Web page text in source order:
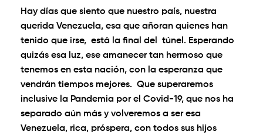
Hay días que siento que nuestro país, nuestra
querida Venezuela, esa que añoran quienes han
tenido que irse, está la final del túnel. Esperando
quizás esa luz, ese amanecer tan hermoso que
tenemos en esta nación, con la esperanza que
vendrán tiempos mejores. Que superaremos
inclusive la Pandemia por el Covid-19, que nos ha
separado aún más y volveremos a ser esa
Venezuela, rica, próspera, con todos sus hijos